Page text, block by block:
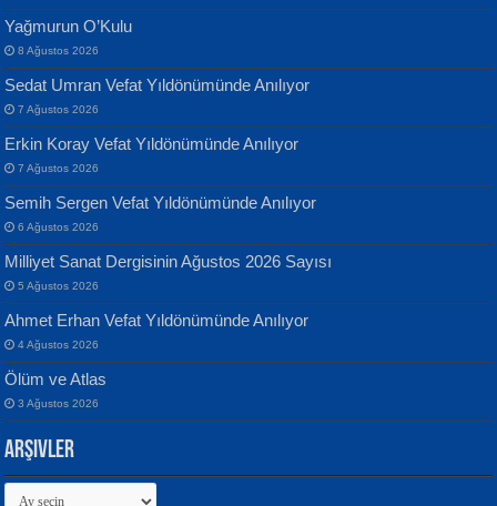
ATİLLA ÖZEN
Sultan Olmadan Önce Eyüp...
EKREM KARABABA
Banu Sancak
Defterimden İçeri...
İsmail Aydos
İnkisar...
Yağmurun O’Kulu
8 Ağustos 2026
Sedat Umran Vefat Yıldönümünde Anılıyor
7 Ağustos 2026
Erkin Koray Vefat Yıldönümünde Anılıyor
7 Ağustos 2026
Semih Sergen Vefat Yıldönümünde Anılıyor
6 Ağustos 2026
Milliyet Sanat Dergisinin Ağustos 2026 Sayısı
5 Ağustos 2026
Ahmet Erhan Vefat Yıldönümünde Anılıyor
4 Ağustos 2026
Ölüm ve Atlas
3 Ağustos 2026
Arşivler
Arşivler